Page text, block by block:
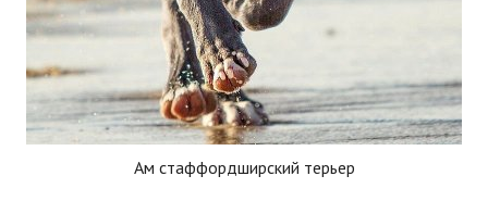
Ам стаффордширский терьер